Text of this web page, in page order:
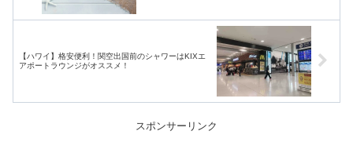
【ハワイ】格安便利！関空出国前のシャワーはKIXエ
アポートラウンジがオススメ！
スポンサーリンク